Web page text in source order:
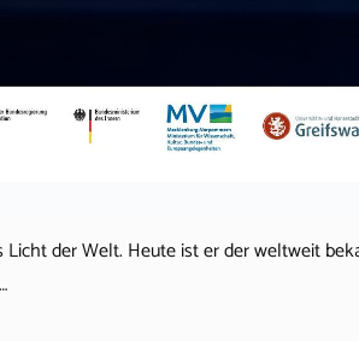
der Welt. Heute ist er der weltweit